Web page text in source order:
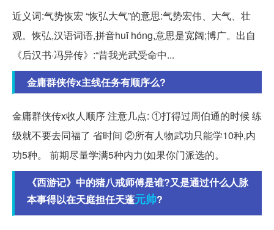
近义词:气势恢宏 “恢弘大气”的意思:气势宏伟、大气、壮
观。恢弘,汉语词语,拼音huī hóng,意思是宽阔;博广。出自
《后汉书·冯异传》:“昔我光武受命中...
金庸群侠传x主线任务有顺序么?
金庸群侠传x收人顺序 注意几点: ①打得过周伯通的时候 练
级就不要去同福了 省时间 ②所有人物武功只能学10种,内
功5种。 前期尽量学满5种内力(如果你门派选的。
《西游记》中的猪八戒师傅是谁?又是通过什么人脉
本事得以在天庭担任天蓬元帅?